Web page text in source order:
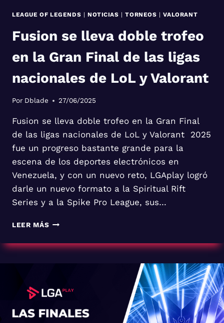
LEAGUE OF LEGENDS | NOTICIAS |TORNEOS |VALORANT
Fusion se lleva doble trofeo
en la Gran Final de las ligas
nacionales de LoL y Valorant
Por Dblade 27/06/2025
Fusion se lleva doble trofeo en la Gran Final
de las ligas nacionales de LoL y Valorant 2025
fue un progreso bastante grande para la
escena de los deportes electrónicos en
Venezuela, y con un nuevo reto, LGAplay logró
darle un nuevo formato a la Spiritual Rift
Series y a la Spike Pro League, sus…
LEER MÁSFUSION
LLEVA
TROFEO
GRAN
DE